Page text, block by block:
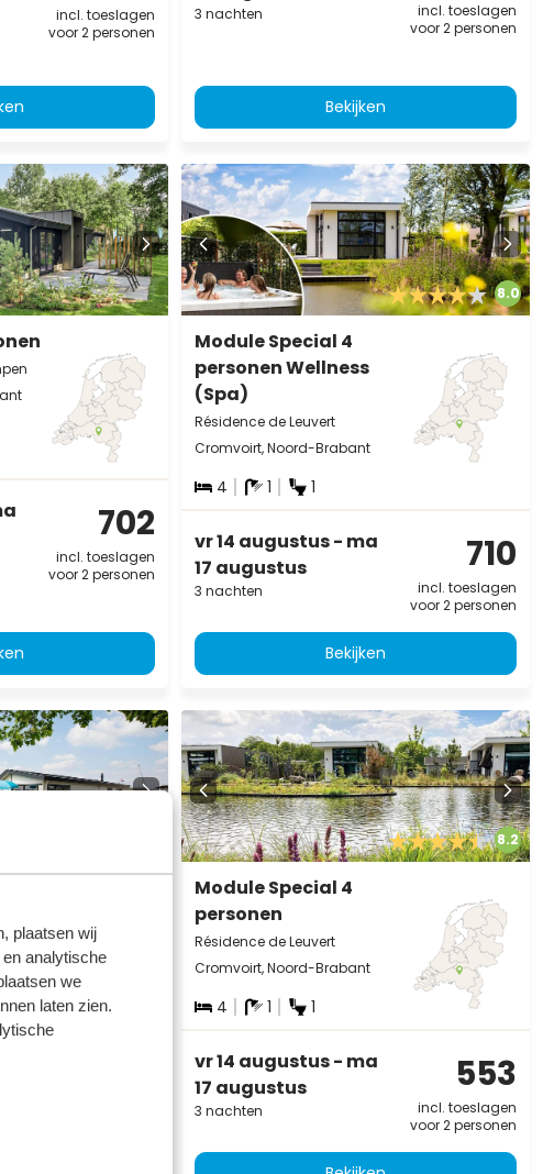
plaatsen wij
analytische
we
laten zien.
incl. toeslagen
voor 2 personen
3 nachten
incl. toeslagen
voor 2 personen
Bekijken
702
incl. toeslagen
voor 2 personen
8.0
Module Special 4
personen Wellness
(Spa)
Résidence de Leuvert
Cromvoirt, Noord-Brabant
4 1 1
vr 14 augustus - ma
17 augustus
3 nachten
710
incl. toeslagen
voor 2 personen
Bekijken
8.2
Module Special 4
personen
Résidence de Leuvert
Cromvoirt, Noord-Brabant
4 1 1
vr 14 augustus - ma
17 augustus
3 nachten
553
incl. toeslagen
voor 2 personen